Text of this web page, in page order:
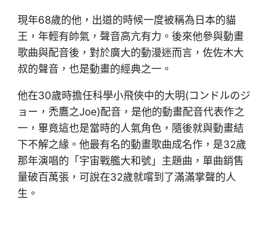
現年68歲的他，出道的時候一度被稱為日本的貓
王，年輕有帥氣，聲音高亢有力。後來他參與動畫
歌曲與配音後，對於廣大的動漫迷而言，佐佐木大
叔的聲音，也是動畫的經典之一。
他在30歲時擔任科學小飛俠中的大明(コンドルのジ
ョー，禿鷹之Joe)配音，是他的動畫配音代表作之
一，畢竟這也是當時的人氣角色，隨後就與動畫結
下不解之緣。他最有名的動畫歌曲成名作，是32歲
那年演唱的「宇宙戰艦大和號」主題曲，單曲銷售
量破百萬張，可說在32歲就嚐到了滿滿掌聲的人
生。